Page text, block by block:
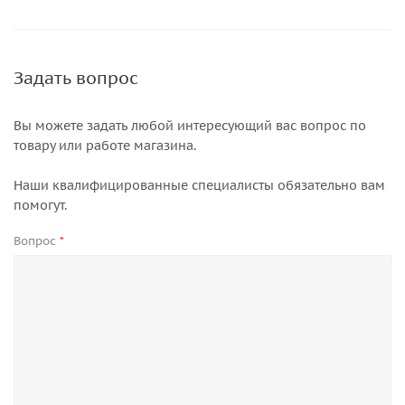
Задать вопрос
Вы можете задать любой интересующий вас вопрос по
товару или работе магазина.
Наши квалифицированные специалисты обязательно вам
помогут.
Вопрос *